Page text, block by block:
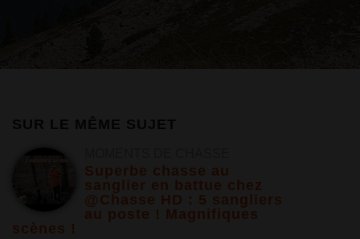
Superbe chasse au
sanglier en battue chez
@Chasse HD : 5 sangliers
au poste ! Magnifiques
scènes !